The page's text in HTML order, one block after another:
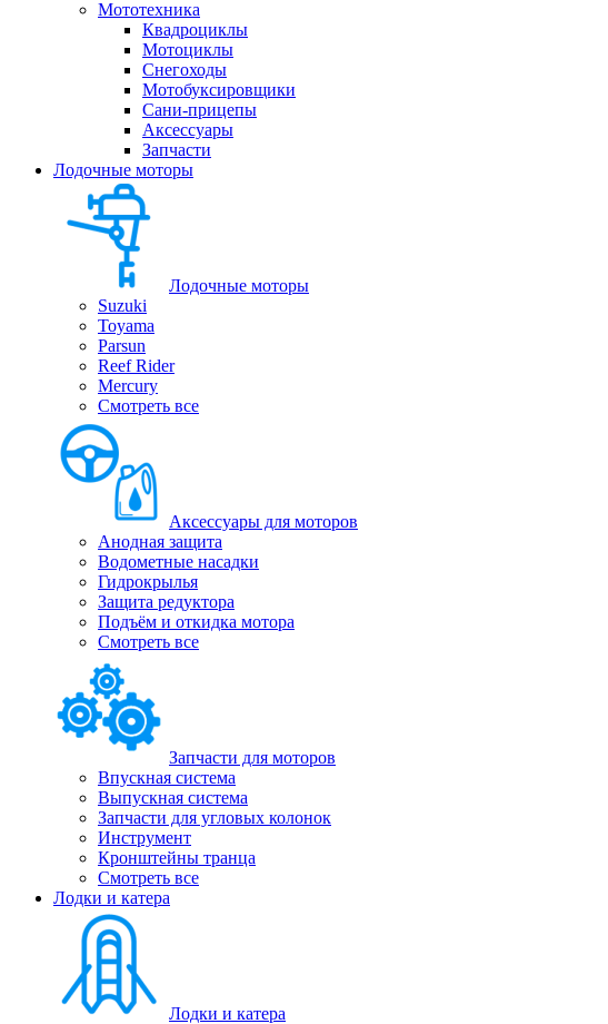
Мототехника
Квадроциклы
Мотоциклы
Снегоходы
Мотобуксировщики
Сани-прицепы
Аксессуары
Запчасти
Лодочные моторы
Лодочные моторы
Suzuki
Toyama
Parsun
Reef Rider
Mercury
Смотреть все
Аксессуары для моторов
Анодная защита
Водометные насадки
Гидрокрылья
Защита редуктора
Подъём и откидка мотора
Смотреть все
Запчасти для моторов
Впускная система
Выпускная система
Запчасти для угловых колонок
Инструмент
Кронштейны транца
Смотреть все
Лодки и катера
Лодки и катера